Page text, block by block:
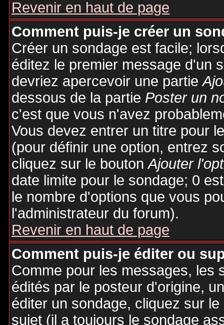
Revenir en haut de page
Comment puis-je créer un
Créer un sondage est facile;
éditez le premier message d'un
devriez apercevoir une partie
dessous de la partiePoster un
c'est que vous n'avez
Vous devez entrer un titre pour
(pour définir une option, entrez
cliquez sur le boutonAjouter
date limite pour le sondage; 0
le nombre d'options que vous
l'administrateur du forum).
Revenir en haut de page
Comment puis-je éditer ou
Comme pour les messages, les
édités par le posteur d'origine,
éditer un sondage, cliquez sur
sujet (il a toujours le sondage